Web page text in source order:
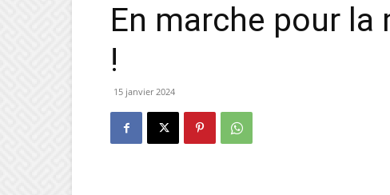
En marche pour
!
15 janvier 2024